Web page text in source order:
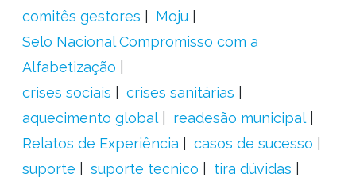
comitês gestores
Moju
Selo Nacional Compromisso com a
Alfabetização
crises sociais
crises sanitárias
aquecimento global
readesão municipal
Relatos de Experiência
casos de sucesso
suporte
suporte tecnico
tira dúvidas